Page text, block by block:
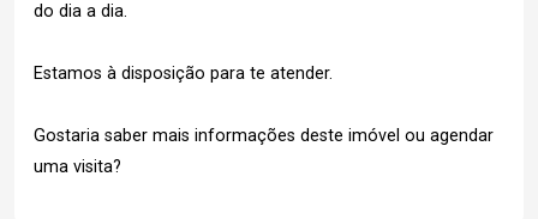
do dia a dia.
Estamos à disposição para te atender.
Gostaria saber mais informações deste imóvel ou agendar
uma visita?